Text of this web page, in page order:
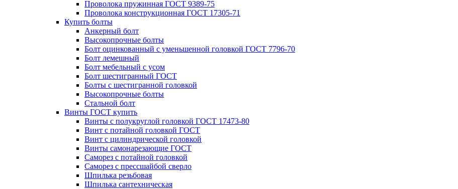
Проволока пружинная ГОСТ 9389-75
Проволока конструкционная ГОСТ 17305-71
Купить болты
Анкерный болт
Высокопрочные болты
Болт оцинкованный с уменьшенной головкой ГОСТ 7796-70
Болт лемешный
Болт мебельный с усом
Болт шестигранный ГОСТ
Болты с шестигранной головкой
Высокопрочные болты
Стальной болт
Винты ГОСТ купить
Винты с полукруглой головкой ГОСТ 17473-80
Винт с потайной головкой ГОСТ
Винт с цилиндрической головкой
Винты самонарезающие ГОСТ
Саморез с потайной головкой
Саморез с прессшайбой сверло
Шпилька резьбовая
Шпилька сантехническая